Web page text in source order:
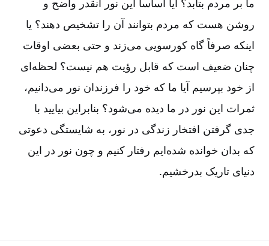
ما بر مردم بتابد؟ آیا اساساً این نور آنقدر واضح و
روشن هست که مردم بتوانند آن را تشخیص دهند؟ یا
اینکه صرفاً گاه کورسویی می‌زند و حتی بعضی اوقات
چنان ضعیف است که قابل رؤیت هم نیست؟ لحظه‌ای
از خود بپرسیم آیا ما که خود را فرزندان نور می‌دانیم،
ثمرات این نور در ما دیده می‌شود؟ بنابراین بیایید با
جدی گرفتن افتخار زندگی در نور، به شایستگی دعوتی
که بدان خوانده شده‌ایم رفتار کنیم و چون نور در این
دنیای تاریک بدرخشیم.